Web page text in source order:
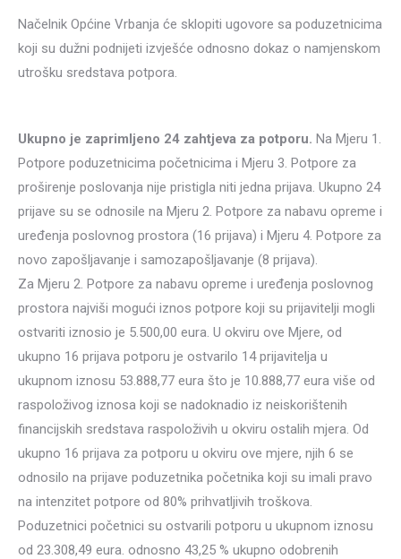
Načelnik Općine Vrbanja će sklopiti ugovore sa poduzetnicima
koji su dužni podnijeti izvješće odnosno dokaz o namjenskom
utrošku sredstava potpora.
Ukupno je zaprimljeno 24 zahtjeva za potporu. Na Mjeru 1.
Potpore poduzetnicima početnicima i Mjeru 3. Potpore za
proširenje poslovanja nije pristigla niti jedna prijava. Ukupno 24
prijave su se odnosile na Mjeru 2. Potpore za nabavu opreme i
uređenja poslovnog prostora (16 prijava) i Mjeru 4. Potpore za
novo zapošljavanje i samozapošljavanje (8 prijava).
Za Mjeru 2. Potpore za nabavu opreme i uređenja poslovnog
prostora najviši mogući iznos potpore koji su prijavitelji mogli
ostvariti iznosio je 5.500,00 eura. U okviru ove Mjere, od
ukupno 16 prijava potporu je ostvarilo 14 prijavitelja u
ukupnom iznosu 53.888,77 eura što je 10.888,77 eura više od
raspoloživog iznosa koji se nadoknadio iz neiskorištenih
financijskih sredstava raspoloživih u okviru ostalih mjera. Od
ukupno 16 prijava za potporu u okviru ove mjere, njih 6 se
odnosilo na prijave poduzetnika početnika koji su imali pravo
na intenzitet potpore od 80% prihvatljivih troškova.
Poduzetnici početnici su ostvarili potporu u ukupnom iznosu
od 23.308,49 eura. odnosno 43,25 % ukupno odobrenih